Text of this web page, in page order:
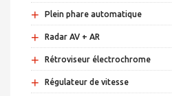
+ Plein phare automatique
+ Radar AV + AR
+ Rétroviseur électrochrome
+ Régulateur de vitesse